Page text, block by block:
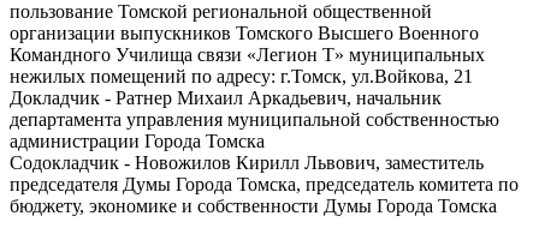
пользование Томской региональной общественной
организации выпускников Томского Высшего Военного
Командного Училища связи «Легион Т» муниципальных
нежилых помещений по адресу: г.Томск, ул.Войкова, 21
Докладчик - Ратнер Михаил Аркадьевич, начальник
департамента управления муниципальной собственностью
администрации Города Томска
Содокладчик - Новожилов Кирилл Львович, заместитель
председателя Думы Города Томска, председатель комитета по
бюджету, экономике и собственности Думы Города Томска